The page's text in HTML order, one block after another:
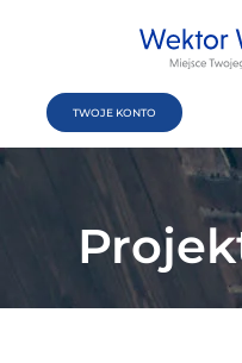
TWOJE KONTO